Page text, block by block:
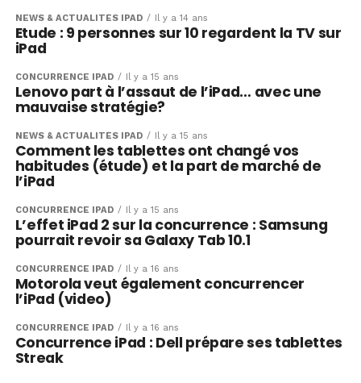
NEWS & ACTUALITÉS IPAD Il y a 14 ans
Etude : 9 personnes sur 10 regardent la TV sur
iPad
CONCURRENCE IPAD Il y a 15 ans
Lenovo part à l’assaut de l’iPad… avec une
mauvaise stratégie?
NEWS & ACTUALITÉS IPAD Il y a 15 ans
Comment les tablettes ont changé vos
habitudes (étude) et la part de marché de
l’iPad
CONCURRENCE IPAD Il y a 15 ans
L’effet iPad 2 sur la concurrence : Samsung
pourrait revoir sa Galaxy Tab 10.1
CONCURRENCE IPAD Il y a 16 ans
Motorola veut également concurrencer
l’iPad (video)
CONCURRENCE IPAD Il y a 16 ans
Concurrence iPad : Dell prépare ses tablettes
Streak